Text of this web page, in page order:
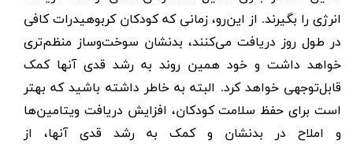
انرژی را بگیرند. از این‌رو، زمانی که کودکان کربوهیدرات کافی
در طول روز دریافت می‌کنند، بدنشان سوخت‌وساز منظم‌تری
خواهد داشت و خود همین روند به رشد قدی آنها کمک
قابل‌توجهی خواهد کرد. البته به خاطر داشته باشید که بهتر
است برای حفظ سلامت کودکان، افزایش دریافت ویتامین‌ها
و املاح در بدنشان و کمک به رشد قدی آنها، از